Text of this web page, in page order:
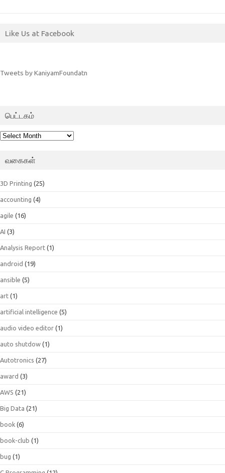
Like Us at Facebook
Tweets by KaniyamFoundatn
பெட்டகம்
பெட்டகம்
வகைகள்
3D Printing (25)
accounting (4)
agile (16)
AI (3)
Analysis Report (1)
android (19)
ansible (5)
art (1)
artificial intelligence (5)
audio video editor (1)
auto shutdow (1)
Autotronics (27)
award (3)
AWS (21)
Big Data (21)
book (6)
book-club (1)
bug (1)